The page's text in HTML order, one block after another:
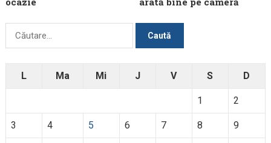
Caută
L Ma Mi J V S D
1 2
3 4 5 6 7 8 9